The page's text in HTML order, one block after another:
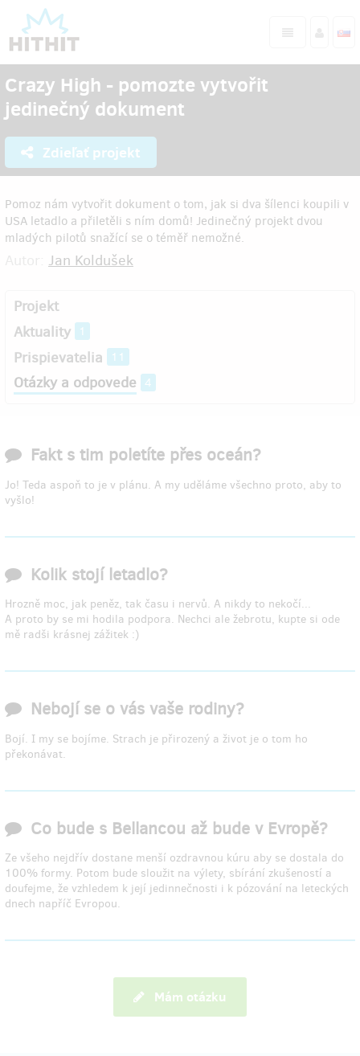
Crazy High - pomozte vytvořit
jedinečný dokument
Zdieľať projekt
Pomoz nám vytvořit dokument o tom, jak si dva šílenci koupili v
USA letadlo a přiletěli s ním domů! Jedinečný projekt dvou
mladých pilotů snažící se o téměř nemožné.
Jan Koldušek
Projekt
Aktuality
1
Prispievatelia 11
Otázky a odpovede 4
Fakt s tim poletíte přes oceán?
Jo! Teda aspoň to je v plánu. A my uděláme všechno proto, aby to
vyšlo!
Kolik stojí letadlo?
Hrozně moc, jak peněz, tak času i nervů. A nikdy to nekočí...
A proto by se mi hodila podpora. Nechci ale žebrotu, kupte si ode
mě radši krásnej zážitek :)
Nebojí se o vás vaše rodiny?
Bojí. I my se bojíme. Strach je přirozený a život je o tom ho
překonávat.
Co bude s Bellancou až bude v Evropě?
Ze všeho nejdřív dostane menší ozdravnou kúru aby se dostala do
100% formy. Potom bude sloužit na výlety, sbírání zkušeností a
doufejme, že vzhledem k její jedinnečnosti i k pózování na leteckých
dnech napříč Evropou.
Mám otázku